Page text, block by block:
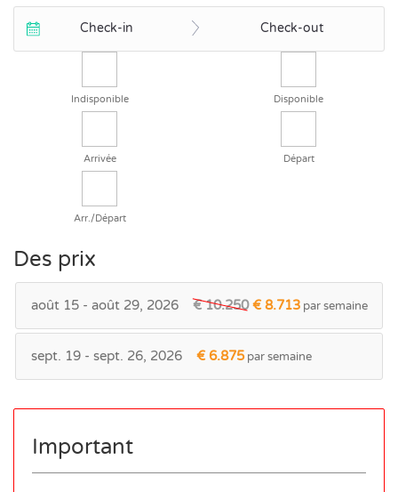
Check-in Check-out
Indisponible Disponible
Arrivée Départ
Arr./Départ
Des prix
août 15 - août 29, 2026 € 10.250€ 8.713 par semaine
sept. 19 - sept. 26, 2026 € 6.875par semaine
Important